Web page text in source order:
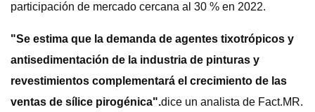
participación de mercado cercana al 30 % en 2022.
"Se estima que la demanda de agentes tixotrópicos y
antisedimentación de la industria de pinturas y
revestimientos complementará el crecimiento de las
ventas de sílice pirogénica".dice un analista de Fact.MR.